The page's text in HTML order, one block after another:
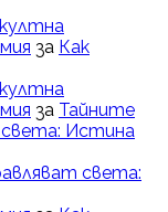
за Как
за Тайните
Истина
света: